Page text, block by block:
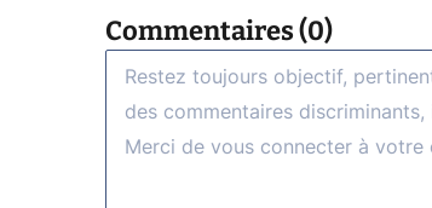
Commentaires (0)